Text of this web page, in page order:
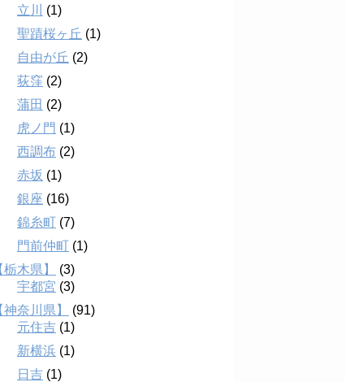
立川
(1)
聖蹟桜ヶ丘 (1)
自由が丘 (2)
荻窪 (2)
蒲田 (2)
虎ノ門 (1)
西調布 (2)
赤坂 (1)
銀座 (16)
錦糸町 (7)
門前仲町 (1)
栃木県】
(3)
宇都宮 (3)
神奈川県】
(91)
元住吉 (1)
新横浜 (1)
日吉 (1)